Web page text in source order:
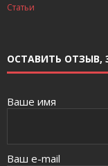
Статьи
ОСТАВИТЬ ОТЗЫВ,
Ваше имя
Ваш e-mail